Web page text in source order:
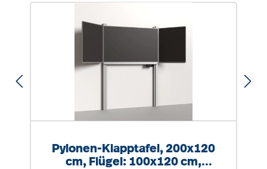
Pylonen-Klapptafel, 200x120
cm, Flügel: 100x120 cm,